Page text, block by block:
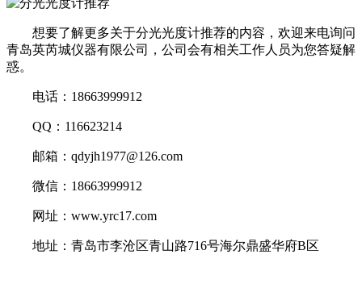
想要了解更多关于分光光度计推荐的内容，欢迎来电询问
青岛英芮城仪器有限公司，公司会有相关工作人员为您答疑解
惑。
电话：18663999912
QQ：116623214
邮箱：qdyjh1977@126.com
微信：18663999912
网址：www.yrc17.com
地址：青岛市李沧区青山路716号海尔鼎盛华府B区